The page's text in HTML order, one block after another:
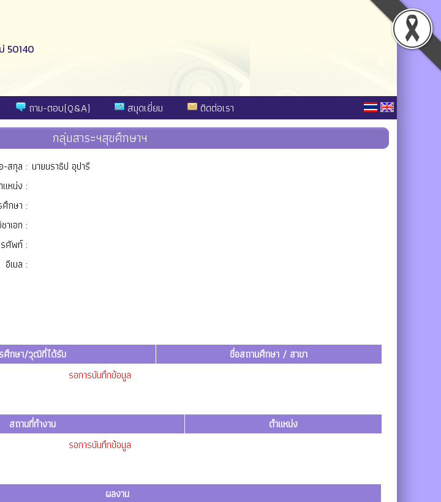
50140
ถาม-ตอบ(Q&A) สมุดเยี่ยม ติดต่อเรา
กลุ่มสาระฯสุขศึกษาฯ
-สกุล : นายนราธิป อุปารี
แหน่ง :
กษา :
าเอก :
รศัพท์ :
อีเมล :
ศึกษา/วุฒิที่ได้รับ
ชื่อสถานศึกษา / สาขา
รอการบันทึกข้อมูล
สถานที่ทำงาน
ตำแหน่ง
รอการบันทึกข้อมูล
ผลงาน